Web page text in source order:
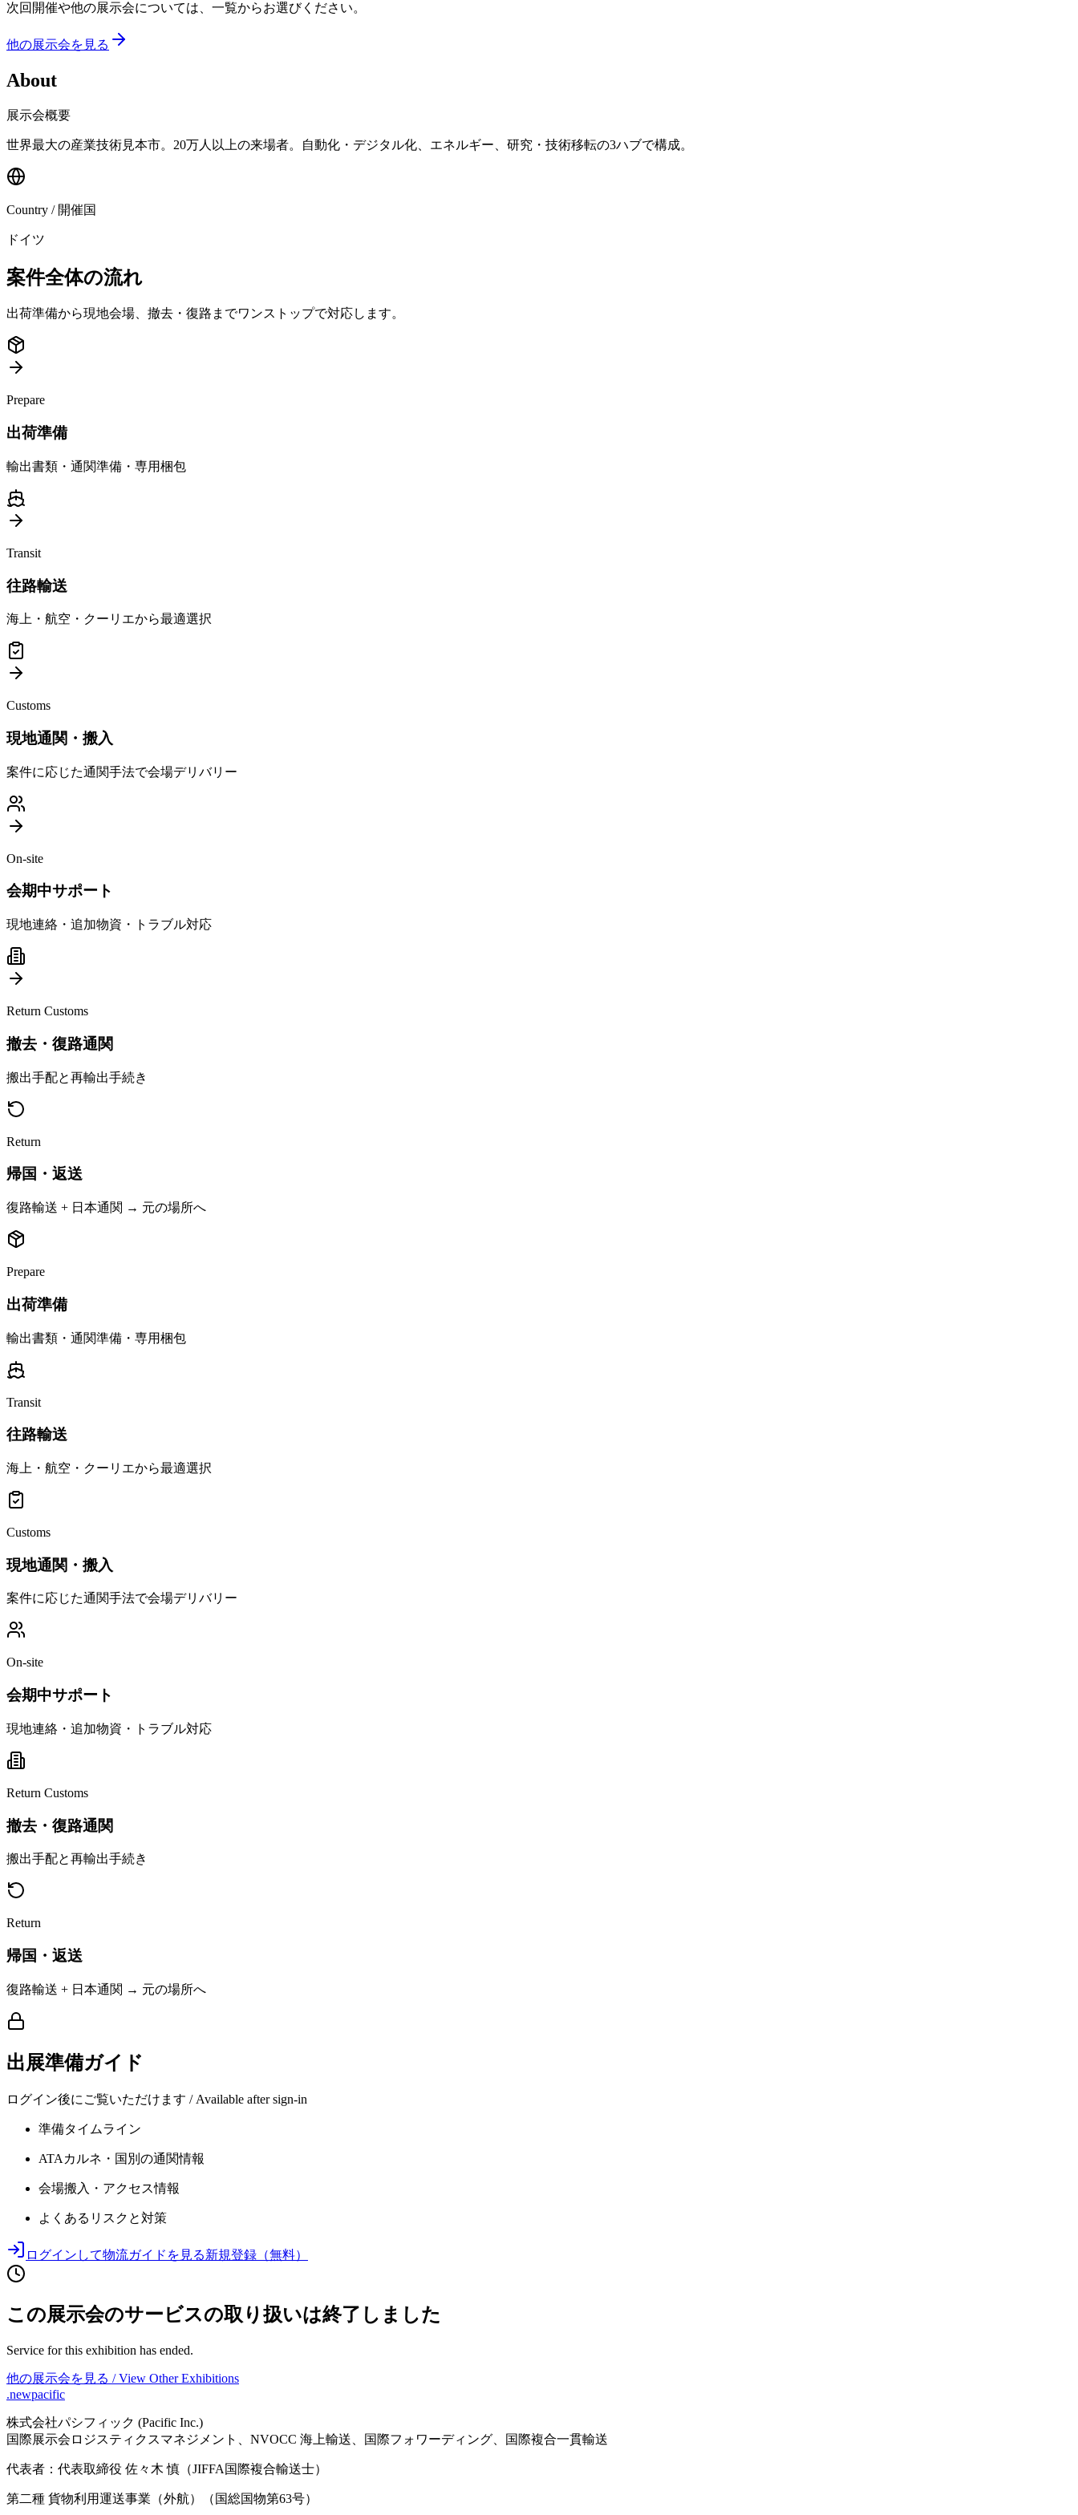
次回開催や他の展示会については、一覧からお選びください。
他の展示会を見る
About
展示会概要
世界最大の産業技術見本市。20万人以上の来場者。自動化・デジタル化、エネルギー、研究・技術移転の3ハブで構成。
Country / 開催国
ドイツ
案件全体の流れ
出荷準備から現地会場、撤去・復路までワンストップで対応します。
Prepare
出荷準備
輸出書類・通関準備・専用梱包
Transit
往路輸送
海上・航空・クーリエから最適選択
Customs
現地通関・搬入
案件に応じた通関手法で会場デリバリー
On-site
会期中サポート
現地連絡・追加物資・トラブル対応
Return Customs
撤去・復路通関
搬出手配と再輸出手続き
Return
帰国・返送
復路輸送 + 日本通関 → 元の場所へ
Prepare
出荷準備
輸出書類・通関準備・専用梱包
Transit
往路輸送
海上・航空・クーリエから最適選択
Customs
現地通関・搬入
案件に応じた通関手法で会場デリバリー
On-site
会期中サポート
現地連絡・追加物資・トラブル対応
Return Customs
撤去・復路通関
搬出手配と再輸出手続き
Return
帰国・返送
復路輸送 + 日本通関 → 元の場所へ
出展準備ガイド
ログイン後にご覧いただけます / Available after sign-in
準備タイムライン
ATAカルネ・国別の通関情報
会場搬入・アクセス情報
よくあるリスクと対策
ログインして物流ガイドを見る新規登録（無料）
この展示会のサービスの取り扱いは終了しました
Service for this exhibition has ended.
他の展示会を見る / View Other Exhibitions
.newpacific
株式会社パシフィック (Pacific Inc.)
国際展示会ロジスティクスマネジメント、NVOCC 海上輸送、国際フォワーディング、国際複合一貫輸送
代表者：代表取締役 佐々木 慎（JIFFA国際複合輸送士）
第二種 貨物利用運送事業（外航）（国総国物第63号）